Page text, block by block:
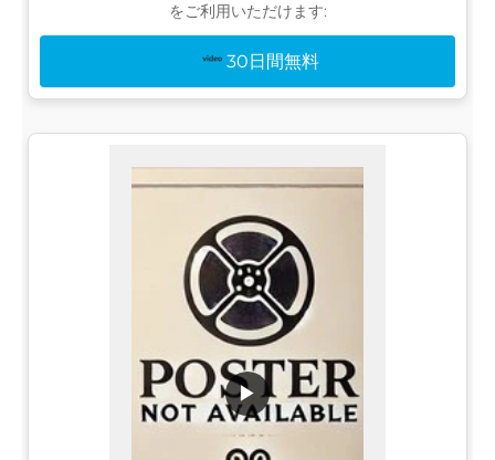
をご利用いただけます:
30日間無料
▶